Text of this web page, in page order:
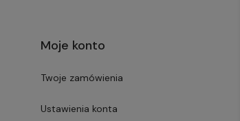
Moje konto
Twoje zamówienia
Ustawienia konta